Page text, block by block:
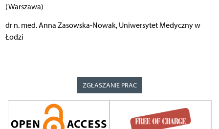
(Warszawa)
dr n. med. Anna Zasowska-Nowak, Uniwersytet Medyczny w
Łodzi
ZGŁASZANIE PRAC